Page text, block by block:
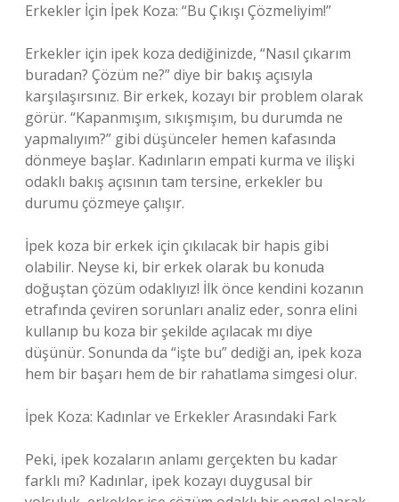
Erkekler İçin İpek Koza: “Bu Çıkışı Çözmeliyim!”
Erkekler için ipek koza dediğinizde, “Nasıl çıkarım
buradan? Çözüm ne?” diye bir bakış açısıyla
karşılaşırsınız. Bir erkek, kozayı bir problem olarak
görür. “Kapanmışım, sıkışmışım, bu durumda ne
yapmalıyım?” gibi düşünceler hemen kafasında
dönmeye başlar. Kadınların empati kurma ve ilişki
odaklı bakış açısının tam tersine, erkekler bu
durumu çözmeye çalışır.
İpek koza bir erkek için çıkılacak bir hapis gibi
olabilir. Neyse ki, bir erkek olarak bu konuda
doğuştan çözüm odaklıyız! İlk önce kendini kozanın
etrafında çeviren sorunları analiz eder, sonra elini
kullanıp bu koza bir şekilde açılacak mı diye
düşünür. Sonunda da “işte bu” dediği an, ipek koza
hem bir başarı hem de bir rahatlama simgesi olur.
İpek Koza: Kadınlar ve Erkekler Arasındaki Fark
Peki, ipek kozaların anlamı gerçekten bu kadar
farklı mı? Kadınlar, ipek kozayı duygusal bir